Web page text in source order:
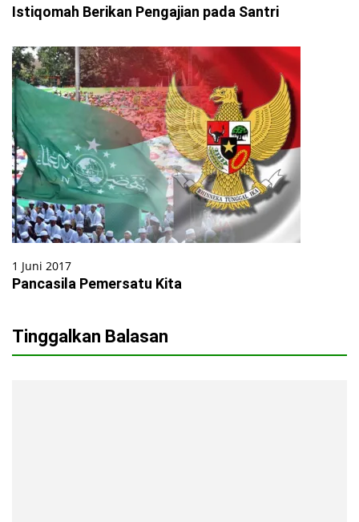
Istiqomah Berikan Pengajian pada Santri
1 Juni 2017
Pancasila Pemersatu Kita
Tinggalkan Balasan